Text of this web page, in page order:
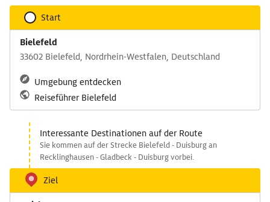
Start
Bielefeld
33602 Bielefeld, Nordrhein-Westfalen, Deutschland
Umgebung entdecken
Reiseführer Bielefeld
Interessante Destinationen auf der Route
Sie kommen auf der Strecke Bielefeld - Duisburg an
Recklinghausen - Gladbeck - Duisburg vorbei.
Ziel